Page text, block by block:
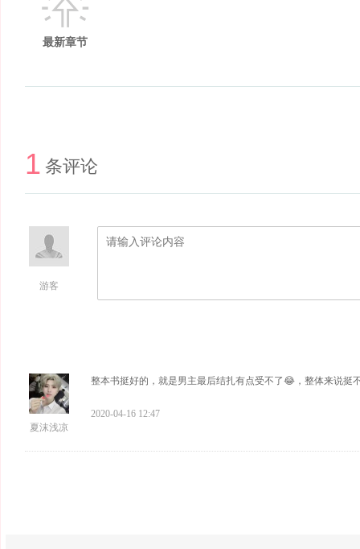
最新章节
1 条评论
游客
夏沫浅凉
整本书挺好的，就是男主最后结扎有点受不了😂，整体来说挺
2020-04-16 12:47